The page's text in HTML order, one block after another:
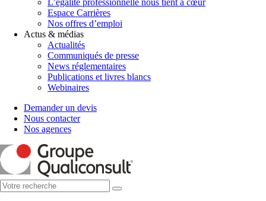
Espace Carrières
Nos offres d’emploi
Actus & médias
Actualités
Communiqués de presse
News réglementaires
Publications et livres blancs
Webinaires
Demander un devis
Nous contacter
Nos agences